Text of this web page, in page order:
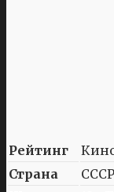
Рейтинг
Страна
СССР